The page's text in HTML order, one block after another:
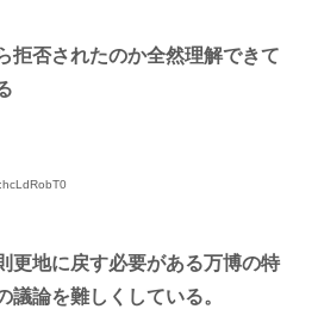
拒否されたのか全然理解できて
更地に戻す必要がある万博の特
議論を難しくしている。